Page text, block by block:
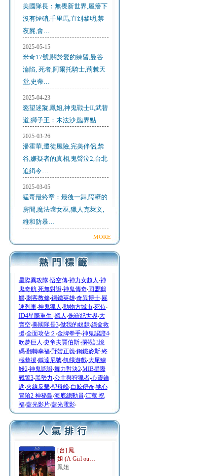
美國隊長：無畏新世界,屋簷下
沒有煙硝,千里馬,直到黎明,禁
夜屍,會…
2025-05-15
米奇17號,關於愛的練習,曼谷
淪陷, 死者,阿爾托騎士,荊棘天
堂,史蒂…
2025-04-23
慾望迷蹤,鳳姐,神鬼戰士II,武替
道,獅子王：木法沙,臨界點
2025-03-26
潘霍華,遷徒風險,完美伴侶,禁
谷,嫌疑者的真相,鬼聲泣2,台北
追緝令…
2025-03-05
猛毒最終章：最後一舞,隔壁的
房間,魔法壞女巫,獵人克萊文,
維和防暴…
MORE
星際異攻隊‧悟空傳‧神力女超人 ‧神
鬼奇航 死無對證‧神鬼傳奇‧同盟鶼
鰈‧刺客教條‧鋼鐵英雄‧奇異博士‧屍
速列車‧神鬼獵人 ‧動物方城市‧死侍‧
ID4星際重生 ‧蟻人 ‧侏羅紀世界‧大
賣空‧美國隊長3‧做我的奴隸‧絕命救
援‧全面攻佔２ ‧金牌拳手‧神鬼認證4‧
吹夢巨人 ‧史帝夫賈伯斯‧攔截記憶
碼‧翻轉幸福‧野蠻正義‧鋼鐵麥斯‧終
極救援‧鐵達尼號‧飢餓遊戲‧大尾鱸
鰻2‧神鬼認證‧舞力對決2‧MIB星際
戰警3‧黑勢力‧公主與狩獵者‧心靈鑰
匙‧火線反擊‧聖母峰‧白鯨傳奇‧地心
冒險2 神秘島‧海底總動員‧江蕙 祝
福‧藍光影片‧藍光電影‧
[台] 鳳
姐 (A Girl ou…
鳳姐